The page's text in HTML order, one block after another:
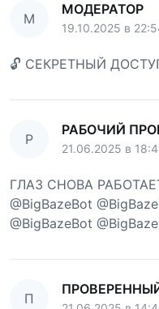
М
МОДЕРАТОР
19.10.2025 в
🔓 СЕКРЕТНЫЙ
Р
РАБОЧИЙ
21.06.2025 в
ГЛАЗ СНОВА РАБОТАЕТ
@BigBazeBot
@BigBazeBot
П